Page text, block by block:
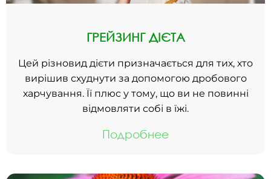
ГРЕЙЗИНГ ДІЄТА
Цей різновид дієти призначається для тих, хто
вирішив схуднути за допомогою дробового
харчування. Її плюс у тому, що ви не повинні
відмовляти собі в їжі.
Подробнее